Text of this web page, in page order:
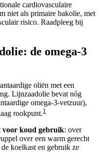
cardiovasculaire
niet als primaire bakolie, met
risico. Raadpleeg bij
de omega-3
oliën met een
Lijnzaadolie bevat nóg
omega-3-vetzuur),
rookpunt.1
voor koud gebruik: over
over een warm gerecht
koelkast en gebruik ze